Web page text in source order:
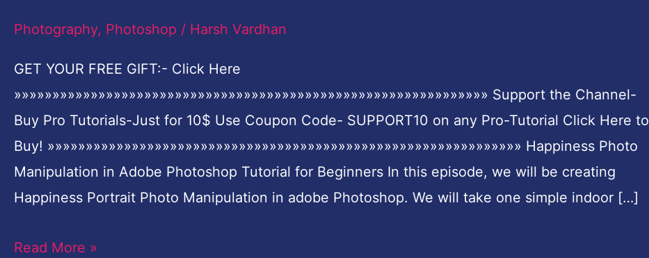
Photography, Photoshop / Harsh Vardhan
GET YOUR FREE GIFT:- Click Here
»»»»»»»»»»»»»»»»»»»»»»»»»»»»»»»»»»»»»»»»»»»»»»»»»»»»»»»»»»»»»» Support the Channel-
Buy Pro Tutorials-Just for 10$ Use Coupon Code- SUPPORT10 on any Pro-Tutorial Click Here to
Buy! »»»»»»»»»»»»»»»»»»»»»»»»»»»»»»»»»»»»»»»»»»»»»»»»»»»»»»»»»»»»»» Happiness Photo
Manipulation in Adobe Photoshop Tutorial for Beginners In this episode, we will be creating
Happiness Portrait Photo Manipulation in adobe Photoshop. We will take one simple indoor […]
Adobe
Photoshop
Tutorial
for
Beginners
Read More »